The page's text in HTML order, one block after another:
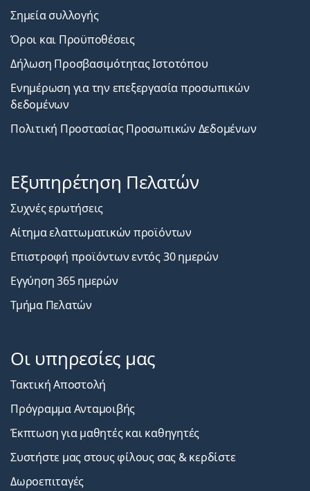
Σημεία συλλογής
Όροι και Προϋποθέσεις
Δήλωση Προσβασιμότητας Ιστοτόπου
Ενημέρωση για την επεξεργασία προσωπικών
δεδομένων
Πολιτική Προστασίας Προσωπικών Δεδομένων
Εξυπηρέτηση Πελατών
Συχνές ερωτήσεις
Αίτημα ελαττωματικών προϊόντων
Επιστροφή προϊόντων εντός 30 ημερών
Εγγύηση 365 ημερών
Τμήμα Πελατών
Οι υπηρεσίες μας
Τακτική Αποστολή
Πρόγραμμα Ανταμοιβής
Έκπτωση για μαθητές και καθηγητές
Συστήστε μας στους φίλους σας & κερδίστε
Δωροεπιταγές